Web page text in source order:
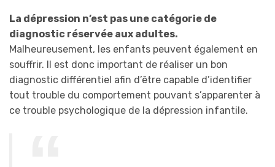
La dépression n’est pas une catégorie de
diagnostic réservée aux adultes.
Malheureusement, les enfants peuvent également en
souffrir. Il est donc important de réaliser un bon
diagnostic différentiel afin d’être capable d’identifier
tout trouble du comportement pouvant s’apparenter à
ce trouble psychologique de la dépression infantile.